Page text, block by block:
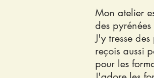
Mon atelier
des
J'y tresse
reçois aussi
pour les